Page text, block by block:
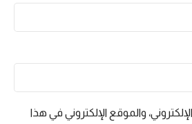
والموقع الإلكتروني في هذا